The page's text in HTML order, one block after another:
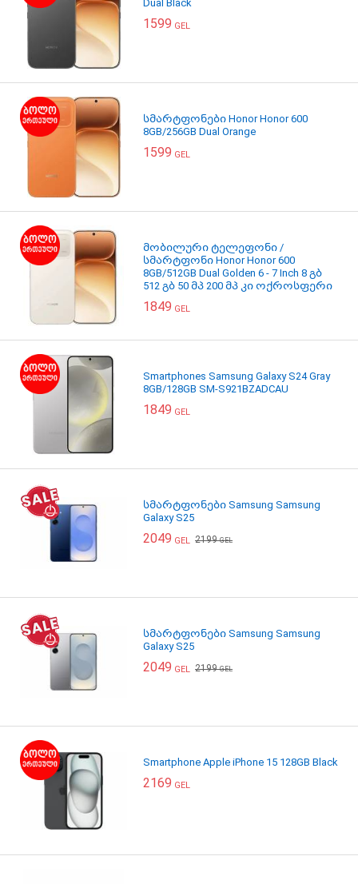
Dual Black
1599 GEL
სმარტფონები Honor Honor 600
8GB/256GB Dual Orange
1599 GEL
მობილური ტელეფონი /
სმარტფონი Honor Honor 600
8GB/512GB Dual Golden 6 - 7 Inch 8 გბ
512 გბ 50 მპ 200 მპ კი ოქროსფერი
1849 GEL
Smartphones Samsung Galaxy S24 Gray
8GB/128GB SM-S921BZADCAU
1849 GEL
სმარტფონები Samsung Samsung
Galaxy S25
2049 GEL 2199GEL
სმარტფონები Samsung Samsung
Galaxy S25
2049 GEL 2199GEL
Smartphone Apple iPhone 15 128GB Black
2169 GEL